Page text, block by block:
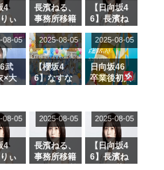
4
ぃ
手
る大
く
ナン
長濱ねる、
事務所移籍
属を発表
【日向坂4
6】長濱ね
ら移籍しフ
ラーム所属
に。これで
事務所に所
属している
がこちら
武
×大
お姉
恐怖
ぃむ
ラ】
08-05
【櫻坂4
6】なすな
2曲目っ
て...【ラヴ
ィット 東
京ドーム公
演】
2025-08-05
日向坂46
卒業後初共
師匠オード
リー若林さ
んと再会し
た結果･･･
【激レアさ
2025-08-05
4
ぃ
08-05
長濱ねる、
事務所移籍
2025-08-05
【日向坂4
6】長濱ね
2025-08-05